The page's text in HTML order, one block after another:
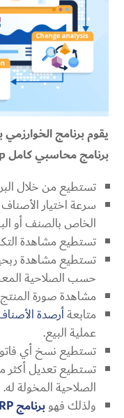
يقوم برنامج الخوارزمي
برنامج محاسبي كامل erp:
تستطيع من خلال
سرعة اختيار
الخاص بالصنف أو
تستطيع مشاهدة
تستطيع مشاهدة
حسب الصلاحية
مشاهدة صورة
متابعةأرصدة
عملية البيع.
تستطيع نسخ أي
تستطيع تعديل
الصلاحية المخولة له.
ولذلك فهوبرنامج